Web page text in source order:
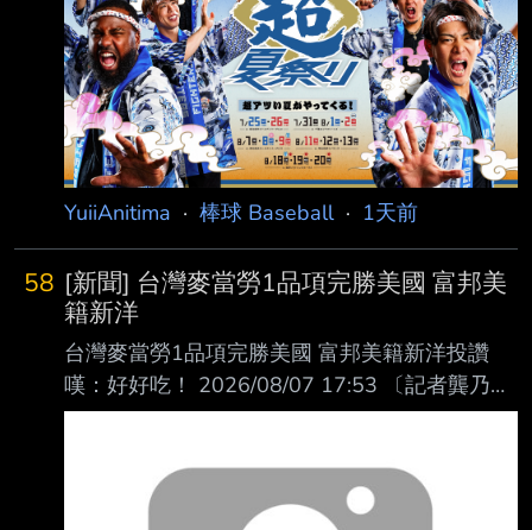
涼介 (L) CF .280 .363 .418 .781 9 34 406 ４.
Carson McCusker (R) LF .268 .344
YuiiAnitima · 棒球 Baseball· 1天前
58 [新聞] 台灣麥當勞1品項完勝美國 富邦美
籍新洋
台灣麥當勞1品項完勝美國 富邦美籍新洋投讚
嘆：好好吃！ 2026/08/07 17:53 〔記者龔乃玠
／新北報導〕富邦悍將總教練後藤光尊今天明
將註銷阿部雄大。對首度到海外打球的瑪帝斯來
說，對台灣的麥當勞印象 深刻，直呼漢堡比美